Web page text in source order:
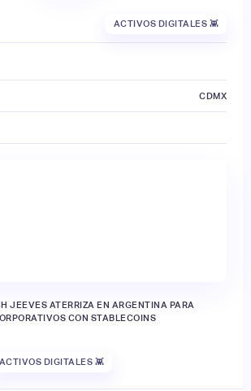
ACTIVOS DIGITALES 👾
CDMX
JEEVES ATERRIZA EN ARGENTINA PARA
CON STABLECOINS
ACTIVOS DIGITALES 👾